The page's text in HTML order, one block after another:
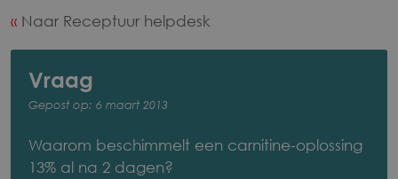
carnitine-
oplossing
13%
na
Naar Receptuur helpdesk
Vraag
Gepost op: 6 maart 2013
Waarom beschimmelt een carnitine-oplossing
13% al na 2 dagen?